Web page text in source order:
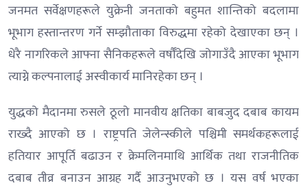
जनमत सर्वेक्षणहरूले युक्रेनी जनताको बहुमत शान्तिको बदलामा
भूभाग हस्तान्तरण गर्ने सम्झौताका विरुद्धमा रहेको देखाएका छन् ।
धेरै नागरिकले आफ्ना सैनिकहरूले वर्षौँदेखि जोगाउँदै आएका भूभाग
त्याग्ने कल्पनालाई अस्वीकार्य मानिरहेका छन् ।
युद्धको मैदानमा रुसले ठूलो मानवीय क्षतिका बाबजुद दबाब कायम
राख्दै आएको छ । राष्ट्रपति जेलेन्स्कीले पश्चिमी समर्थकहरूलाई
हतियार आपूर्ति बढाउन र क्रेमलिनमाथि आर्थिक तथा राजनीतिक
दबाब तीव्र बनाउन आग्रह गर्दै आउनुभएको छ । यस वर्ष भएका